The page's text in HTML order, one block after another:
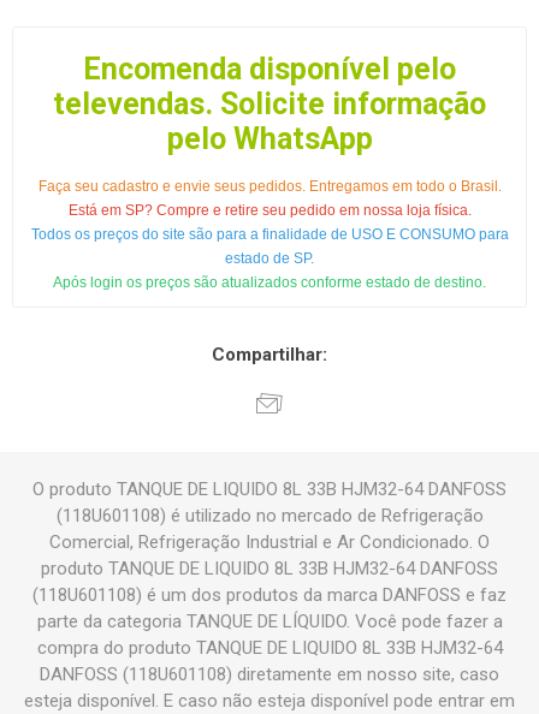
Encomenda disponível pelo
televendas. Solicite informação
pelo WhatsApp
Faça seu cadastro e envie seus pedidos. Entregamos em todo o Brasil.
Está em SP? Compre e retire seu pedido em nossa loja física.
Todos os preços do site são para a finalidade de USO E CONSUMO para
estado de SP.
Após login os preços são atualizados conforme estado de destino.
Compartilhar:
O produto TANQUE DE LIQUIDO 8L 33B HJM32-64 DANFOSS
(118U601108) é utilizado no mercado de Refrigeração
Comercial, Refrigeração Industrial e Ar Condicionado. O
produto TANQUE DE LIQUIDO 8L 33B HJM32-64 DANFOSS
(118U601108) é um dos produtos da marca DANFOSS e faz
parte da categoria TANQUE DE LÍQUIDO. Você pode fazer a
compra do produto TANQUE DE LIQUIDO 8L 33B HJM32-64
DANFOSS (118U601108) diretamente em nosso site, caso
esteja disponível. E caso não esteja disponível pode entrar em